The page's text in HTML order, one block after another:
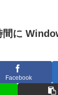
に
Facebook